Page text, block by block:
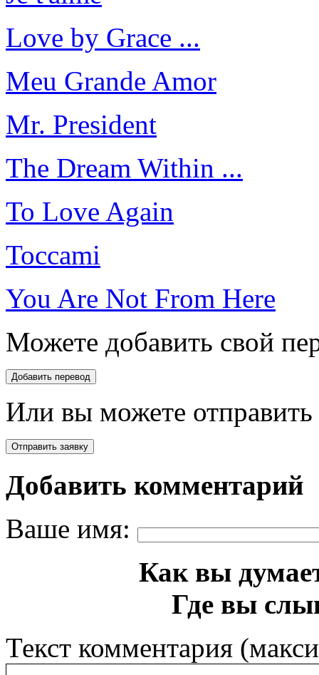
Love by Grace ...
Meu Grande Amor
Mr. President
The Dream Within ...
To Love Again
Toccami
You Are Not From Here
Можете добавить свой
Или вы можете отправить
Добавить комментарий
Ваше имя:
Как вы
Где вы
Текст комментария